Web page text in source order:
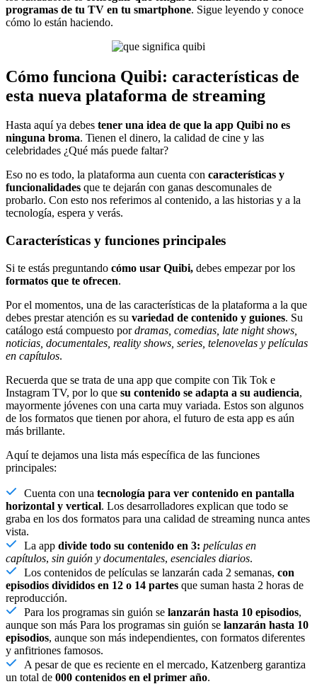
programas de tu TV en tu smartphone. Sigue leyendo y conoce
cómo lo están haciendo.
Cómo funciona Quibi: características de
esta nueva plataforma de streaming
Hasta aquí ya debes tener una idea de que la app Quibi no es
ninguna broma. Tienen el dinero, la calidad de cine y las
celebridades ¿Qué más puede faltar?
Eso no es todo, la plataforma aun cuenta con características y
funcionalidades que te dejarán con ganas descomunales de
probarlo. Con esto nos referimos al contenido, a las historias y a la
tecnología, espera y verás.
Características y funciones principales
Si te estás preguntando cómo usar Quibi, debes empezar por los
formatos que te ofrecen.
Por el momentos, una de las características de la plataforma a la que
debes prestar atención es su variedad de contenido y guiones. Su
catálogo está compuesto pordramas, comedias, late night shows,
noticias, documentales, reality shows, series, telenovelas y películas
en capítulos.
Recuerda que se trata de una app que compite con Tik Tok e
Instagram TV, por lo que su contenido se adapta a su audiencia,
mayormente jóvenes con una carta muy variada. Estos son algunos
de los formatos que tienen por ahora, el futuro de esta app es aún
más brillante.
Aquí te dejamos una lista más específica de las funciones
principales:
Cuenta con una tecnología para ver contenido en pantalla
horizontal y vertical. Los desarrolladores explican que todo se
graba en los dos formatos para una calidad de streaming nunca antes
vista.
La app divide todo su contenido en 3: películas en
capítulos, sin guión y documentales, esenciales diarios.
Los contenidos de películas se lanzarán cada 2 semanas, con
episodios divididos en 12 o 14 partes que suman hasta 2 horas de
reproducción.
Para los programas sin guión se lanzarán hasta 10 episodios,
aunque son más Para los programas sin guión se lanzarán hasta 10
episodios, aunque son más independientes, con formatos diferentes
y anfitriones famosos.
A pesar de que es reciente en el mercado, Katzenberg garantiza
un total de 000 contenidos en el primer año.